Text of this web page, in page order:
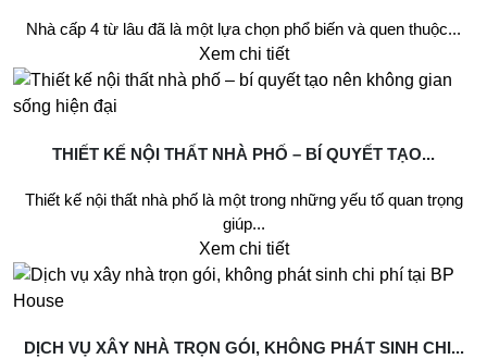
Nhà cấp 4 từ lâu đã là một lựa chọn phổ biến và quen thuộc...
Xem chi tiết
THIẾT KẾ NỘI THẤT NHÀ PHỐ – BÍ QUYẾT TẠO...
Thiết kế nội thất nhà phố là một trong những yếu tố quan trọng
giúp...
Xem chi tiết
DỊCH VỤ XÂY NHÀ TRỌN GÓI, KHÔNG PHÁT SINH CHI...